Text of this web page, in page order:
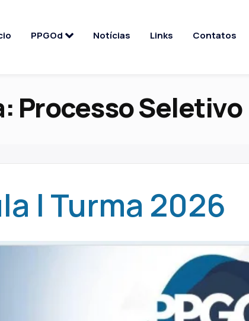
PPGOd Notícias Links Contatos
Processo Seletivo
| Turma 2026